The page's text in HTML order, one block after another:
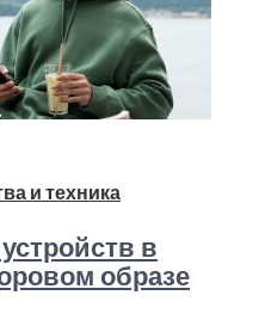
и техника
в
образе